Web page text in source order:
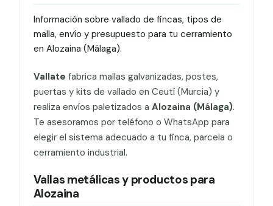
Información sobre vallado de fincas, tipos de
malla, envío y presupuesto para tu cerramiento
en Alozaina (Málaga).
Vallate fabrica mallas galvanizadas, postes,
puertas y kits de vallado en Ceutí (Murcia) y
realiza envíos paletizados a Alozaina (Málaga).
Te asesoramos por teléfono o WhatsApp para
elegir el sistema adecuado a tu finca, parcela o
cerramiento industrial.
Vallas metálicas y productos para
Alozaina